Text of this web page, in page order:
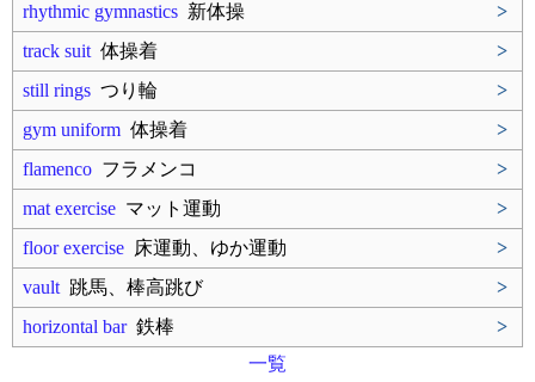
rhythmic gymnastics 新体操
>
track suit 体操着
>
still rings つり輪
>
gym uniform 体操着
>
flamenco フラメンコ
>
mat exercise マット運動
>
floor exercise 床運動、ゆか運動
>
vault 跳馬、棒高跳び
>
horizontal bar鉄棒
>
一覧